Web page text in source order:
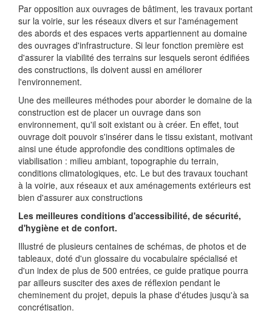
Par opposition aux ouvrages de bâtiment, les travaux portant
sur la voirie, sur les réseaux divers et sur l'aménagement
des abords et des espaces verts appartiennent au domaine
des ouvrages d'infrastructure. Si leur fonction première est
d'assurer la viabilité des terrains sur lesquels seront édifiées
des constructions, ils doivent aussi en améliorer
l'environnement.
Une des meilleures méthodes pour aborder le domaine de la
construction est de placer un ouvrage dans son
environnement, qu'il soit existant ou à créer. En effet, tout
ouvrage doit pouvoir s'insérer dans le tissu existant, motivant
ainsi une étude approfondie des conditions optimales de
viabilisation : milieu ambiant, topographie du terrain,
conditions climatologiques, etc. Le but des travaux touchant
à la voirie, aux réseaux et aux aménagements extérieurs est
bien d'assurer aux constructions
Les meilleures conditions d'accessibilité, de sécurité,
d'hygiène et de confort.
Illustré de plusieurs centaines de schémas, de photos et de
tableaux, doté d'un glossaire du vocabulaire spécialisé et
d'un index de plus de 500 entrées, ce guide pratique pourra
par ailleurs susciter des axes de réflexion pendant le
cheminement du projet, depuis la phase d'études jusqu'à sa
concrétisation.